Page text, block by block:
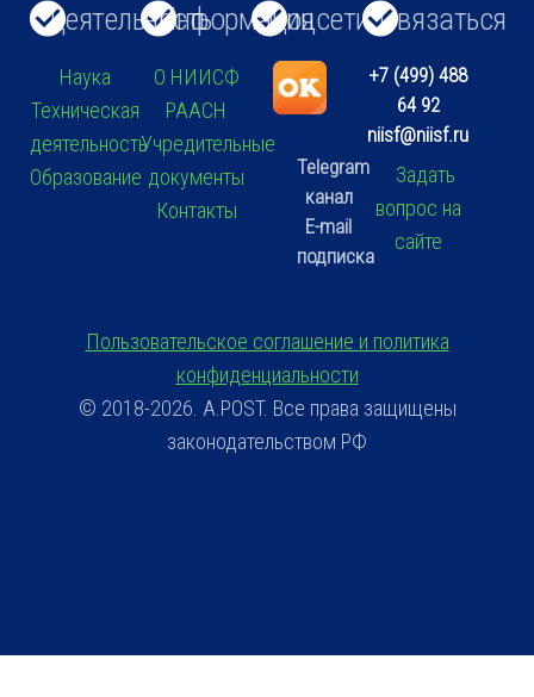
Деятельность
Наука
Техническая
деятельность
Образование
Информация
О НИИСФ
РААСН
Учредительные
документы
Контакты
Соцсети
Telegram
канал
E-mail
подписка
Связаться
+7 (499) 488
64 92
niisf@niisf.ru
Задать
вопрос на
сайте
Пользовательское соглашение и политика
конфиденциальности
© 2018-2026. A.POST. Все права защищены
законодательством РФ